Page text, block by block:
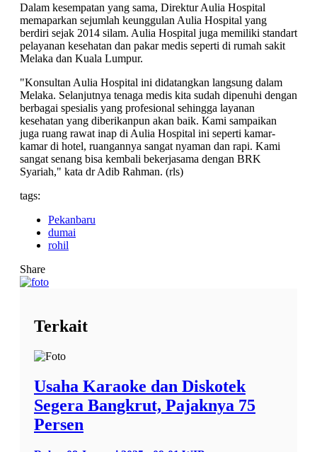
Dalam kesempatan yang sama, Direktur Aulia Hospital
memaparkan sejumlah keunggulan Aulia Hospital yang
berdiri sejak 2014 silam. Aulia Hospital juga memiliki standart
pelayanan kesehatan dan pakar medis seperti di rumah sakit
Melaka dan Kuala Lumpur.
"Konsultan Aulia Hospital ini didatangkan langsung dalam
Melaka. Selanjutnya tenaga medis kita sudah dipenuhi dengan
berbagai spesialis yang profesional sehingga layanan
kesehatan yang diberikanpun akan baik. Kami sampaikan
juga ruang rawat inap di Aulia Hospital ini seperti kamar-
kamar di hotel, ruangannya sangat nyaman dan rapi. Kami
sangat senang bisa kembali bekerjasama dengan BRK
Syariah," kata dr Adib Rahman. (rls)
tags:
Pekanbaru
dumai
rohil
Share
Terkait
Usaha Karaoke dan Diskotek
Segera Bangkrut, Pajaknya 75
Persen